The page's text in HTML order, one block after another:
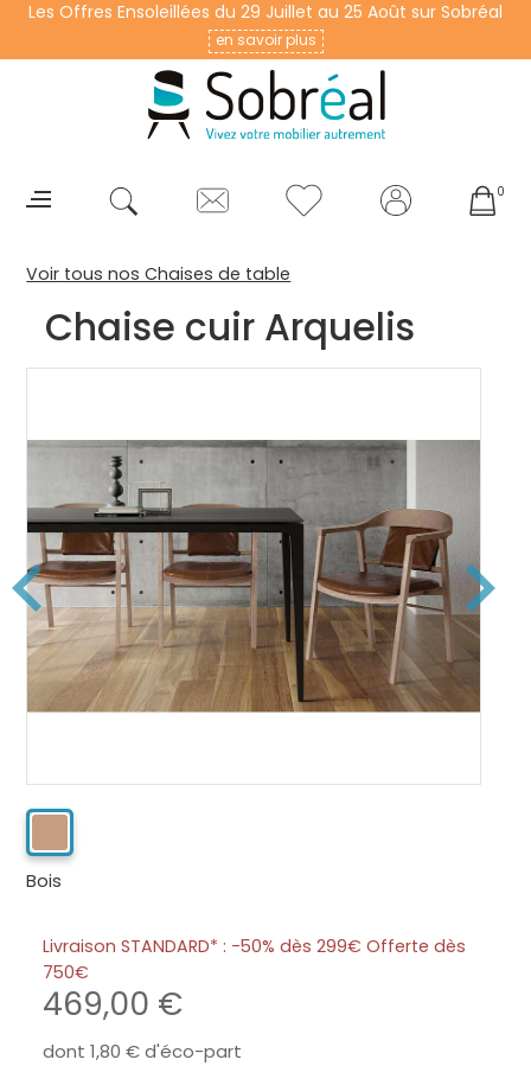
Les Offres Ensoleillées du 29 Juillet au 25 Août sur Sobréal
en savoir plus
0
Voir tous nos Chaises de table
Chaise cuir Arquelis
Bois
Livraison STANDARD* : -50% dès 299€ Offerte dès
750
469,00
dont 1,80d'éco-part